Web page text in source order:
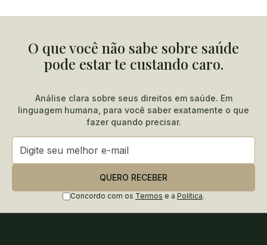
O que você não sabe sobre saúde
pode estar te custando caro.
Análise clara sobre seus direitos em saúde. Em
linguagem humana, para você saber exatamente o que
fazer quando precisar.
QUERO RECEBER
Concordo com os Termos e a Política.